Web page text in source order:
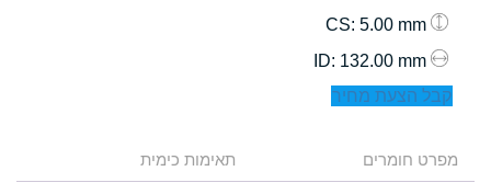
: 5.00 mm
: 132.00 mm
קבל הצעת מחיר
מפרט חומרים תאימות כימית